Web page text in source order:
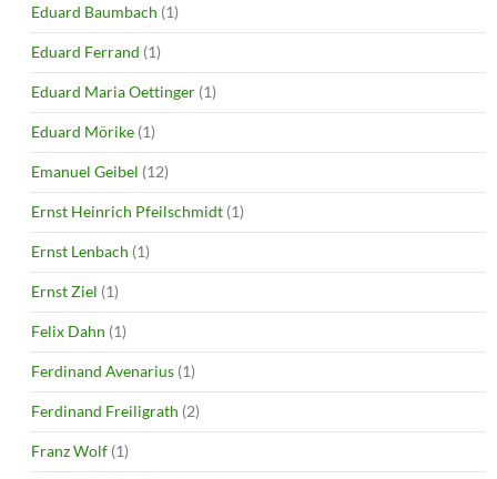
Eduard Baumbach (1)
Eduard Ferrand (1)
Eduard Maria Oettinger (1)
Eduard Mörike (1)
Emanuel Geibel (12)
Ernst Heinrich Pfeilschmidt (1)
Ernst Lenbach (1)
Ernst Ziel (1)
Felix Dahn (1)
Ferdinand Avenarius (1)
Ferdinand Freiligrath (2)
Franz Wolf (1)